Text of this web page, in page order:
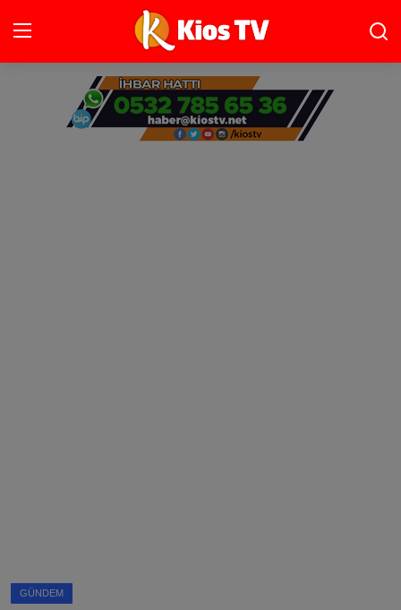
Ana Sayfa
Çerez Politikası
GÜNDEM